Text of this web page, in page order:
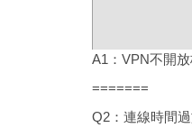
A1：VPN不開
=======
Q2：連線時間